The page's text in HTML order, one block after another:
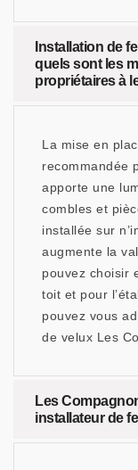
Installation de
quels sont les
propriétaires à
La mise en
recommandée
apporte une
combles et
installée sur
augmente la
pouvez choisir
toit et pour
pouvez vous
de velux Les
Les
installateur de